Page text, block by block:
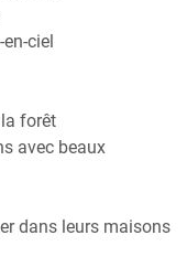
ciel
la forêt
avec beaux
dans leurs maisons